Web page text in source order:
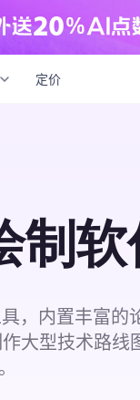
定价
制软
，内置丰富的
大型技术路线